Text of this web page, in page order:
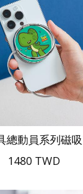
動員系列磁
1480 TWD